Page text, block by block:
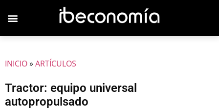
INICIO»ARTÍCULOS
Tractor: equipo universal
autopropulsado